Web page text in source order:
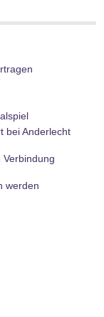
bei Anderlecht
werden